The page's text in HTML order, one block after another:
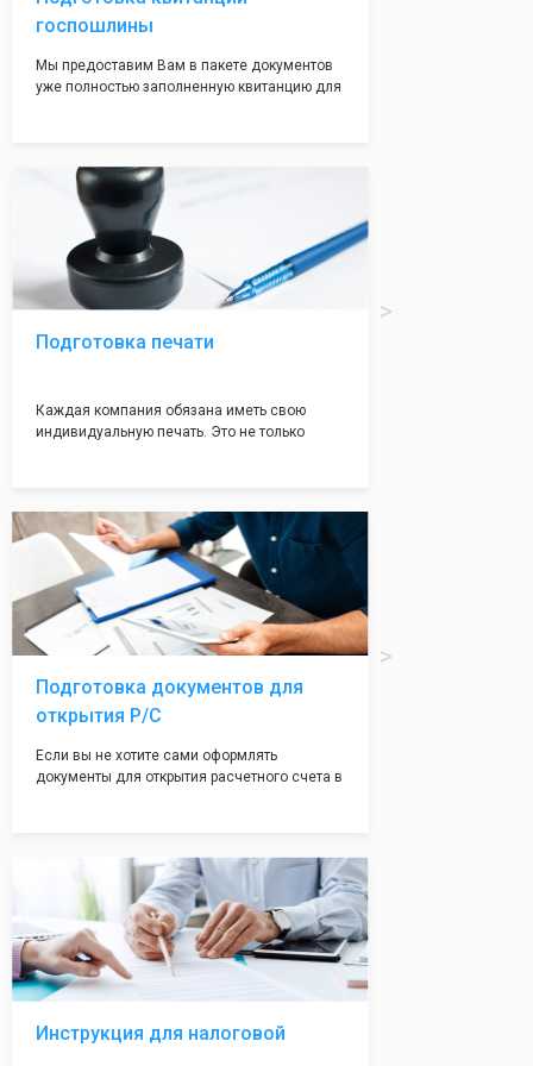
госпошлины
Мы предоставим Вам в пакете документов
уже полностью заполненную квитанцию для
посредственно в налоговой инспекции при
подаче документов на регистрацию.
Подготовка печати
Каждая компания обязана иметь свою
индивидуальную печать. Это не только
вам поможем с помощью изготовления
печати по индивидуальному эскизу, который
Вы выберете сами из нашего каталога.
Подготовка документов для
открытия Р/С
Если вы не хотите сами оформлять
документы для открытия расчетного счета в
открытия счета, с минимальным затратом
вашего времени и сил!
Инструкция для налоговой